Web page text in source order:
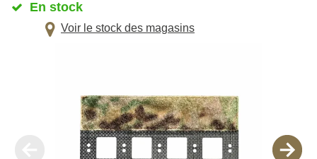
En stock
Voir le stock des magasins